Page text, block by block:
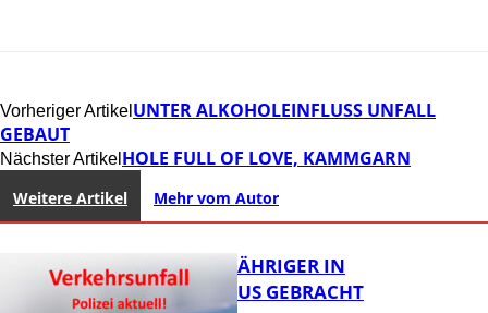
Vorheriger Artikel UNTER ALKOHOLEINFLUSS UNFALL
GEBAUT
Nächster Artikel HOLE FULL OF LOVE, KAMMGARN
Weitere Artikel Mehr vom Autor
UNFALL: 58-JÄHRIGER IN
KRANKENHAUS GEBRACHT